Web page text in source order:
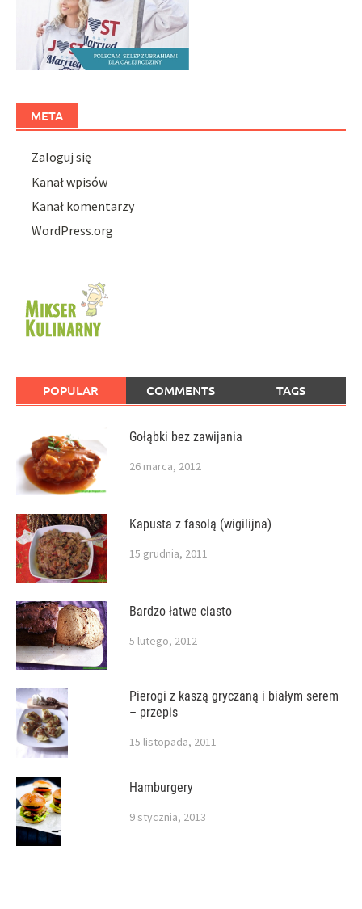
META
Zaloguj się
Kanał wpisów
Kanał komentarzy
WordPress.org
POPULAR COMMENTS TAGS
Gołąbki bez zawijania
26 marca, 2012
Kapusta z fasolą (wigilijna)
15 grudnia, 2011
Bardzo łatwe ciasto
5 lutego, 2012
Pierogi z kaszą gryczaną i białym serem
– przepis
15 listopada, 2011
Hamburgery
9 stycznia, 2013